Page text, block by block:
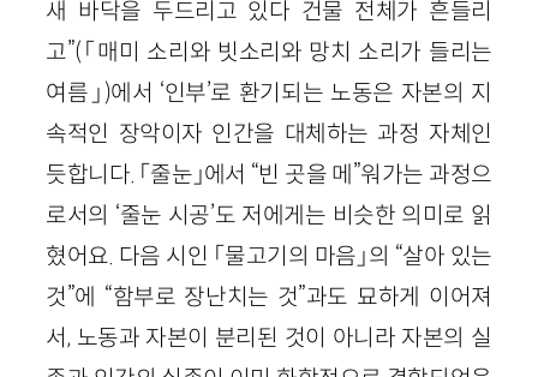
새 바닥을 두드리고 있다 건물 전체가 흔들리
고”(「매미 소리와 빗소리와 망치 소리가 들리는
여름」)에서 ‘인부’로 환기되는 노동은 자본의 지
속적인 장악이자 인간을 대체하는 과정 자체인
듯합니다. 「줄눈」에서 “빈 곳을 메”워가는 과정으
로서의 ‘줄눈 시공’도 저에게는 비슷한 의미로 읽
혔어요. 다음 시인 「물고기의 마음」의 “살아 있는
것”에 “함부로 장난치는 것”과도 묘하게 이어져
서, 노동과 자본이 분리된 것이 아니라 자본의 실